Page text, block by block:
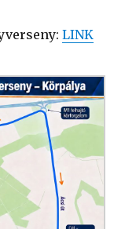
LINK